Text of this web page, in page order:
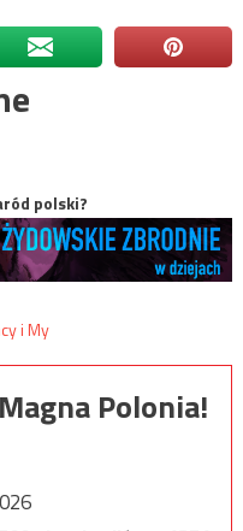
polski?
Polonia!